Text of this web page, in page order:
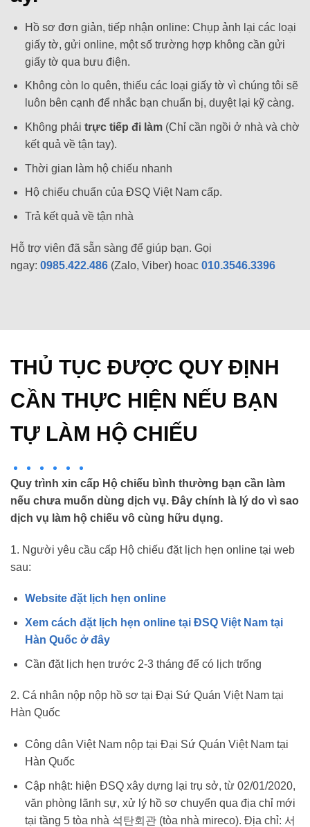
Hồ sơ đơn giản, tiếp nhận online: Chụp ảnh lại các loại
giấy tờ, gửi online, một số trường hợp không cần gửi
giấy tờ qua bưu điện.
Không còn lo quên, thiếu các loại giấy tờ vì chúng tôi sẽ
luôn bên cạnh để nhắc bạn chuẩn bị, duyệt lại kỹ càng.
Không phải trực tiếp đi làm(Chỉ cần ngồi ở nhà và chờ
kết quả về tận tay).
Thời gian làm hộ chiếu nhanh
Hộ chiếu chuẩn của ĐSQ Việt Nam cấp.
Trả kết quả về tận nhà
Hỗ trợ viên đã sẵn sàng để giúp bạn. Gọi
ngay: 0985.422.486 (Zalo, Viber) hoac 010.3546.3396
THỦ TỤC ĐƯỢC QUY ĐỊNH
CẦN THỰC HIỆN NẾU BẠN
TỰ LÀM HỘ CHIẾU
Quy trình xin cấp Hộ chiếu bình thường bạn cần làm
nếu chưa muốn dùng dịch vụ. Đây chính là lý do vì sao
dịch vụ làm hộ chiếu vô cùng hữu dụng.
1. Người yêu cầu cấp Hộ chiếu đặt lịch hẹn online tại web
sau:
Website đặt lịch hẹn online
Xem cách đặt lịch hẹn online tại ĐSQ Việt Nam tại
Hàn Quốc ở đây
Cần đặt lịch hẹn trước 2-3 tháng để có lịch trống
2. Cá nhân nộp nộp hồ sơ tại Đại Sứ Quán Việt Nam tại
Hàn Quốc
Công dân Việt Nam nộp tại Đại Sứ Quán Việt Nam tại
Hàn Quốc
Cập nhật: hiện ĐSQ xây dựng lại trụ sở, từ 02/01/2020,
văn phòng lãnh sự, xử lý hồ sơ chuyển qua địa chỉ mới
tại tầng 5 tòa nhà 석탄회관 (tòa nhà mireco). Địa chỉ: 서